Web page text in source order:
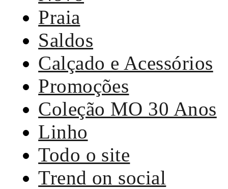
Praia
Saldos
Calçado e Acessórios
Promoções
Coleção MO 30 Anos
Linho
Todo o site
Trend on social